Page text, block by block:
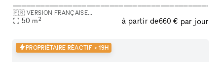
═══════════════════════════════════════════
🇫🇷 VERSION FRANÇAISE
═══════════════════════════════════════════
LÀ OÙ VOTRE ÉVÉNEMENT FAIT LA DIFFÉRENCE, On dit souvent que
50 m2 à partir de660 € par jour
PROPRIÉTAIRE RÉACTIF < 19H